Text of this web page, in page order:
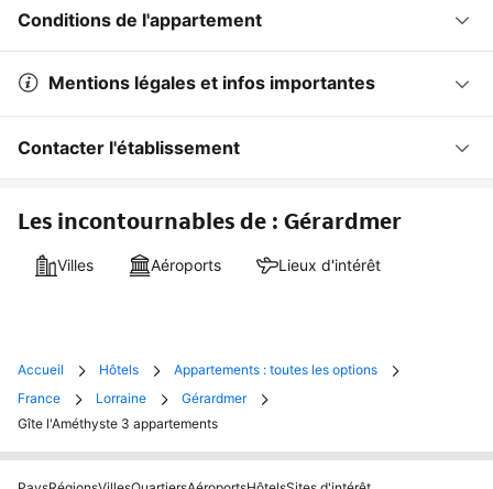
Conditions de l'appartement
Mentions légales et infos importantes
Contacter l'établissement
Les incontournables de : Gérardmer
Villes Aéroports Lieux d'intérêt
Accueil Hôtels
Appartements : toutes les options
France
Lorraine
Gérardmer
Gîte l'Améthyste 3 appartements